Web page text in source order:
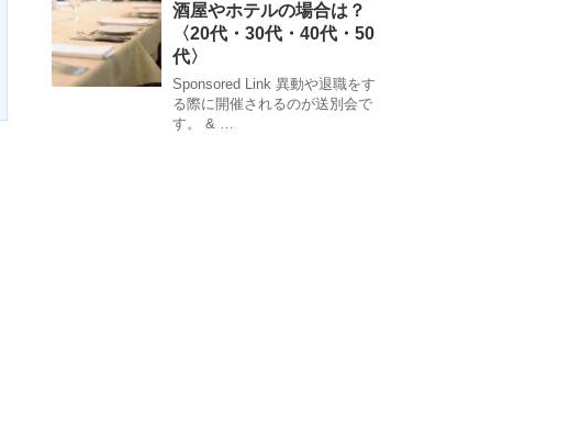
酒屋やホテルの場合は？
〈20代・30代・40代・50
代〉
Sponsored Link 異動や退職をす
る際に開催されるのが送別会で
す。 & …